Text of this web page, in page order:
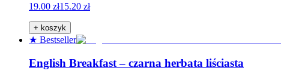
19.00 zł15.20 zł
+ koszyk
★ Bestseller
English Breakfast – czarna herbata liściasta